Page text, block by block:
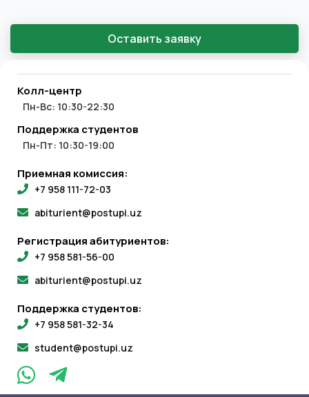
Оставить заявку
Колл-центр
Пн-Вс: 10:30-22:30
Поддержка студентов
Пн-Пт: 10:30-19:00
Приемная комиссия:
+7 958 111-72-03
abiturient@postupi.uz
Регистрация абитуриентов:
+7 958 581-56-00
abiturient@postupi.uz
Поддержка студентов:
+7 958 581-32-34
student@postupi.uz